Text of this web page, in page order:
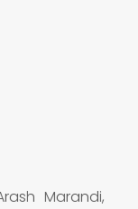
Marandi,